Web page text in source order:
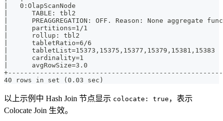
|   0:OlapScanNode
|      TABLE: tbl2
|      PREAGGREGATION: OFF. Reason: None
|      partitions=1/1
|      rollup: tbl2
|      tabletRatio=6/6
|
|      cardinality=1
|      avgRowSize=3.0
40 rows in set (0.03 sec)
以上示例中 Hash Join 节点显示 colocate: true ，表示
Colocate Join 生效。